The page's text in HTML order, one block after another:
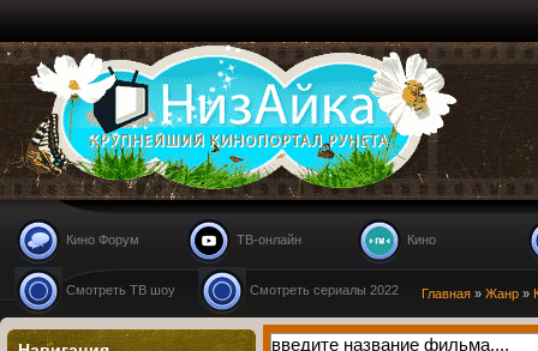
Nizaika.ru
Кино Форум ТВ-онлайн Кино
Смотреть ТВ шоу Смотреть сериалы 2022 Главная » Жанр »